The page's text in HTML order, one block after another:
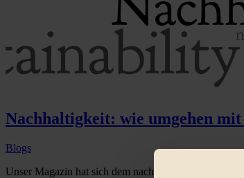
Nachhaltigkeit: wie umgehen
Blogs
Unser Magazin hat sich dem nachhaltigen Lebensstil